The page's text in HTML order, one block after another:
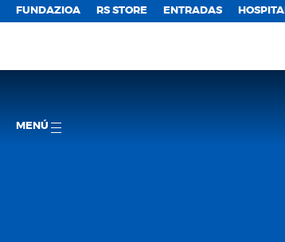
FUNDAZIOA RS STORE ENTRADAS
MENÚ